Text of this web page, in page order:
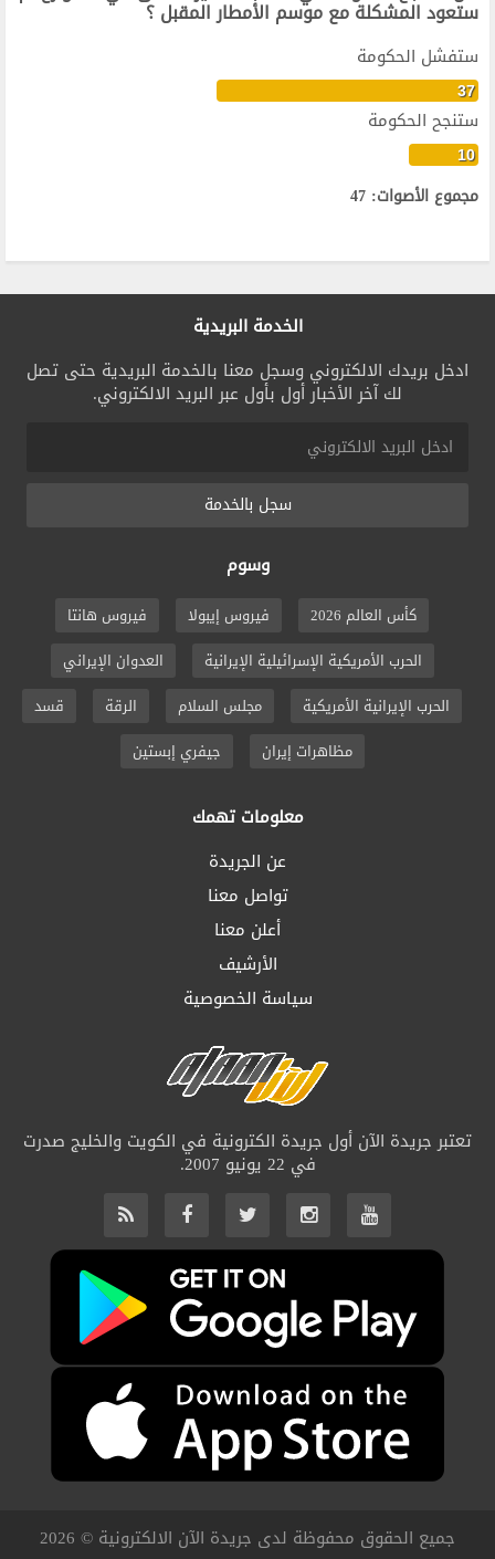
ستعود المشكلة مع موسم الأمطار المقبل ؟
ستفشل الحكومة
37
ستنجح الحكومة
10
مجموع الأصوات: 47
الخدمة البريدية
ادخل بريدك الالكتروني وسجل معنا بالخدمة البريدية حتى تصل
لك آخر الأخبار أول بأول عبر البريد الالكتروني.
سجل بالخدمة
وسوم
كأس العالم 2026 فيروس إيبولا
فيروس هانتا
الحرب الأمريكية الإسرائيلية الإيرانية
العدوان الإيراني
الحرب الإيرانية الأمريكية
مجلس السلام الرقة
قسد
مظاهرات إيران
جيفري إبستين
معلومات تهمك
عن الجريدة
تواصل معنا
أعلن معنا
الأرشيف
سياسة الخصوصية
تعتبر جريدة الآن أول جريدة الكترونية في الكويت والخليج صدرت
في 22 يونيو 2007.
جميع الحقوق محفوظة لدى جريدة الآن الالكترونية © 2026